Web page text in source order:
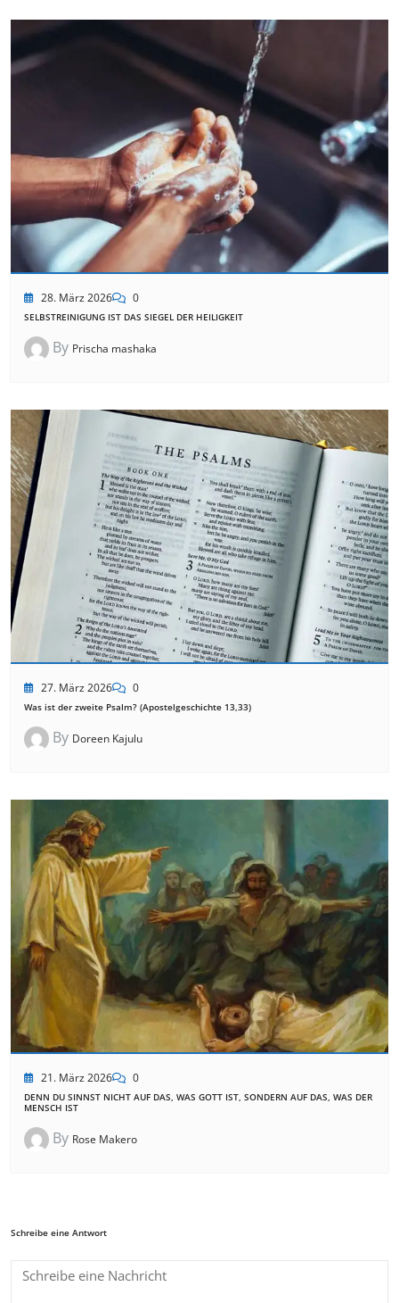
28. März 2026 0
SELBSTREINIGUNG IST DAS SIEGEL DER HEILIGKEIT
By Prischa mashaka
27. März 2026 0
Was ist der zweite Psalm? (Apostelgeschichte 13,33)
By Doreen Kajulu
21. März 2026 0
DENN DU SINNST NICHT AUF DAS, WAS GOTT IST, SONDERN AUF DAS, WAS DER
MENSCH IST
By Rose Makero
Schreibe eine Antwort